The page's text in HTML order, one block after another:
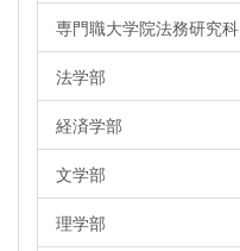
専門職大学院法務研究科
法学部
経済学部
文学部
理学部